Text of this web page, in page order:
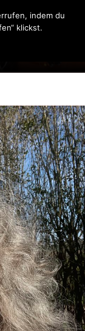
indem du
klickst.